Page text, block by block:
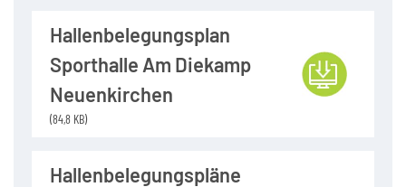
Hallenbelegungsplan
Sporthalle Am Diekamp
Neuenkirchen
(84,8 KB)
Hallenbelegungspläne